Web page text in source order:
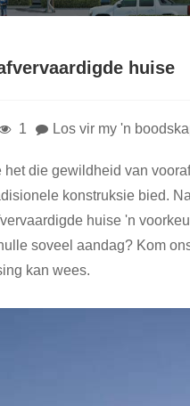
huise
1 Los vir my 'n
het die gewildheid van
konstruksie bied.
huise 'n
soveel aandag? Kom
kan wees.